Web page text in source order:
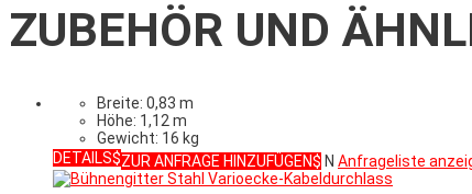
ZUBEHÖR UND
Breite: 0,83 m
Höhe: 1,12 m
Gewicht: 16 kg
DETAILS
ZUR ANFRAGE HINZUFÜGEN N Anfrageliste